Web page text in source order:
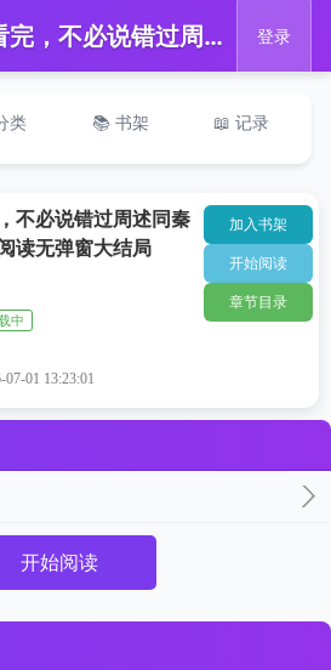
📖 风景都看完，不必说错过周述同秦若全文免费阅读无弹窗大结局 登录
类 📚 书架 📖 记录
不必说错过周述同秦
读无弹窗大结局
中
07-01 13:23:01
加入书架
开始阅读
章节目录
开始阅读